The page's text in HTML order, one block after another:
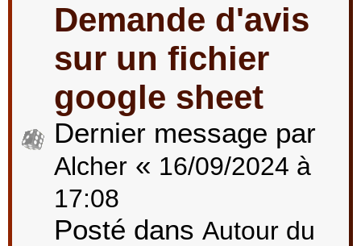
Demande d'avis
sur un fichier
google sheet
Dernier message par
Alcher « 16/09/2024 à
17:08
Posté dans Autour du